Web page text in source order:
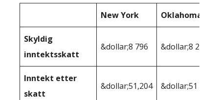
New York Oklahoma
Skyldig
inntektsskatt
&dollar;8 796 &dollar;8 280
Inntekt etter
skatt
&dollar;51,204 &dollar;51 720